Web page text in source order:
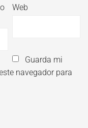
Web
Guarda mi
navegador para